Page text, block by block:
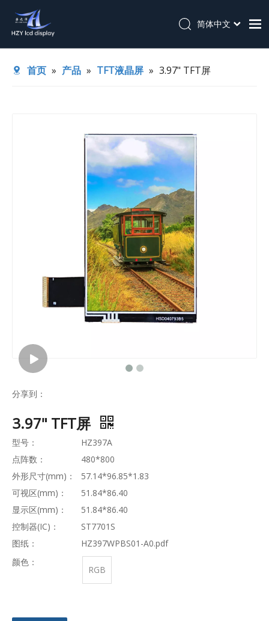
简体中文
首页 » 产品 » TFT液晶屏 » 3.97" TFT屏
分享到：
3.97" TFT屏
型号：
HZ397A
点阵数：
480*800
外形尺寸(mm)：
57.14*96.85*1.83
可视区(mm)：
51.84*86.40
显示区(mm)：
51.84*86.40
控制器(IC)：
ST7701S
图纸：
HZ397WPBS01-A0.pdf
颜色：
RGB